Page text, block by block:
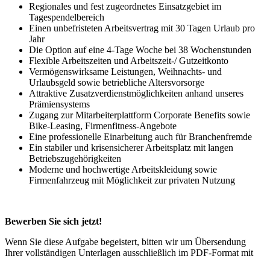
Regionales und fest zugeordnetes Einsatzgebiet im
Tagespendelbereich
Einen unbefristeten Arbeitsvertrag mit 30 Tagen Urlaub pro
Jahr
Die Option auf eine 4-Tage Woche bei 38 Wochenstunden
Flexible Arbeitszeiten und Arbeitszeit-/ Gutzeitkonto
Vermögenswirksame Leistungen, Weihnachts- und
Urlaubsgeld sowie betriebliche Altersvorsorge
Attraktive Zusatzverdienstmöglichkeiten anhand unseres
Prämiensystems
Zugang zur Mitarbeiterplattform Corporate Benefits sowie
Bike-Leasing, Firmenfitness-Angebote
Eine professionelle Einarbeitung auch für Branchenfremde
Ein stabiler und krisensicherer Arbeitsplatz mit langen
Betriebszugehörigkeiten
Moderne und hochwertige Arbeitskleidung sowie
Firmenfahrzeug mit Möglichkeit zur privaten Nutzung
Bewerben Sie sich jetzt!
Wenn Sie diese Aufgabe begeistert, bitten wir um Übersendung
Ihrer vollständigen Unterlagen ausschließlich im PDF-Format mit